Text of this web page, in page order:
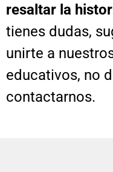
resaltar la
tienes dudas,
unirte a
educativos, no
contactarnos.